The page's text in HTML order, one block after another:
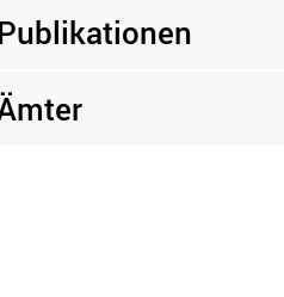
Publikationen